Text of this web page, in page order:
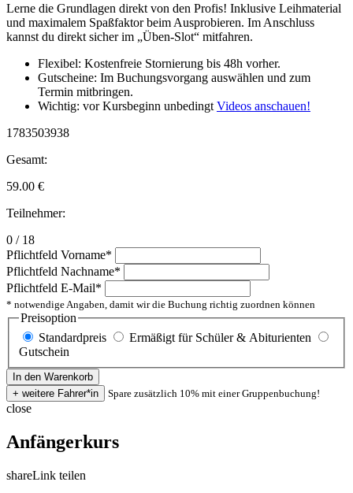
Lerne die Grundlagen direkt von den Profis! Inklusive Leihmaterial
und maximalem Spaßfaktor beim Ausprobieren. Im Anschluss
kannst du direkt sicher im „Üben-Slot“ mitfahren.
Flexibel: Kostenfreie Stornierung bis 48h vorher.
Gutscheine: Im Buchungsvorgang auswählen und zum
Termin mitbringen.
Wichtig: vor Kursbeginn unbedingt Videos anschauen!
1783503938
Gesamt:
59.00 €
Teilnehmer:
0 / 18
Pflichtfeld Vorname*
Pflichtfeld Nachname*
Pflichtfeld E-Mail*
* notwendige Angaben, damit wir die Buchung richtig zuordnen können
Preisoption
Standardpreis
Ermäßigt für Schüler & Abiturienten
Gutschein
Spare zusätzlich 10% mit einer Gruppenbuchung!
close
Anfängerkurs
shareLink teilen